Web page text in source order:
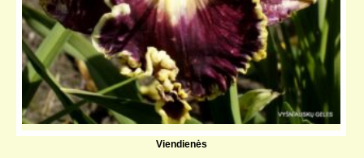
Viendienės